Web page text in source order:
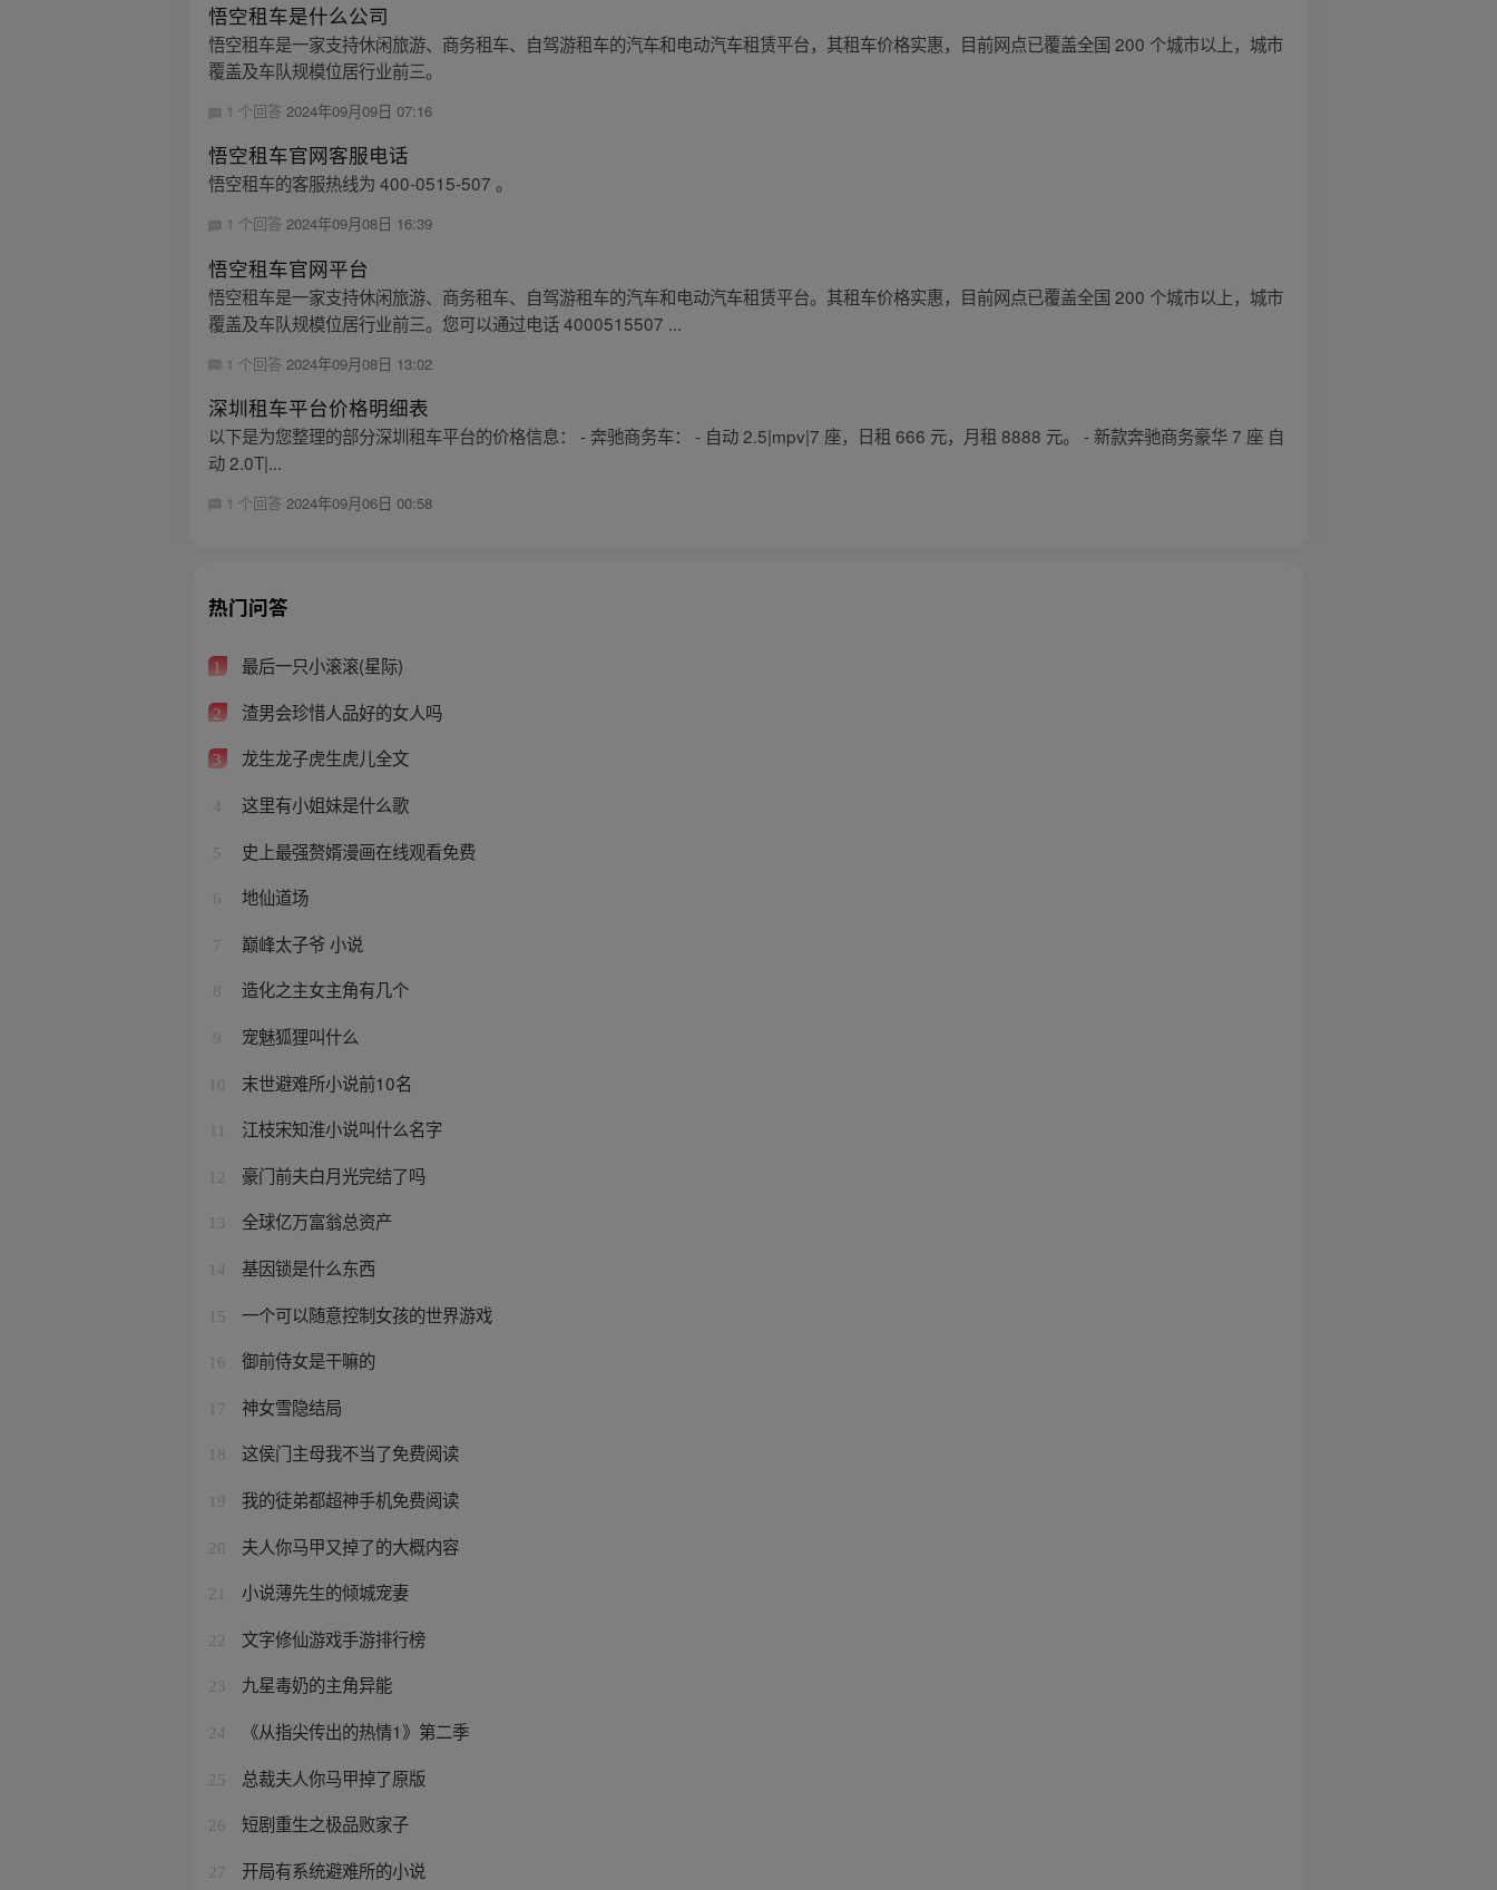
悟空租车是什么公司
悟空租车是一家支持休闲旅游、商务租车、自驾游租车的汽车和电动汽车租赁平台，其租车价格实惠，目前网点已覆盖全国 200 个城市以上，城市
覆盖及车队规模位居行业前三。
1 个回答2024年09月09日 07:16
悟空租车官网客服电话
悟空租车的客服热线为 400-0515-507 。
1 个回答2024年09月08日 16:39
悟空租车官网平台
悟空租车是一家支持休闲旅游、商务租车、自驾游租车的汽车和电动汽车租赁平台。其租车价格实惠，目前网点已覆盖全国 200 个城市以上，城市
覆盖及车队规模位居行业前三。您可以通过电话 4000515507 ...
1 个回答 2024年09月08日 13:02
深圳租车平台价格明细表
以下是为您整理的部分深圳租车平台的价格信息： - 奔驰商务车： - 自动 2.5|mpv|7 座，日租 666 元，月租 8888 元。 - 新款奔驰商务豪华 7 座 自
动 2.0T|...
1 个回答 2024年09月06日 00:58
热门问答
1 最后一只小滚滚(星际)
2 渣男会珍惜人品好的女人吗
3 龙生龙子虎生虎儿全文
4 这里有小姐妹是什么歌
5 史上最强赘婿漫画在线观看免费
6 地仙道场
7 巅峰太子爷 小说
8 造化之主女主角有几个
9 宠魅狐狸叫什么
10 末世避难所小说前10名
江枝宋知淮小说叫什么名字
12 豪门前夫白月光完结了吗
13 全球亿万富翁总资产
14 基因锁是什么东西
15 一个可以随意控制女孩的世界游戏
16 御前侍女是干嘛的
17 神女雪隐结局
18 这侯门主母我不当了免费阅读
19 我的徒弟都超神手机免费阅读
20 夫人你马甲又掉了的大概内容
21 小说薄先生的倾城宠妻
22 文字修仙游戏手游排行榜
23 九星毒奶的主角异能
24 《从指尖传出的热情1》第二季
25 总裁夫人你马甲掉了原版
26 短剧重生之极品败家子
27 开局有系统避难所的小说